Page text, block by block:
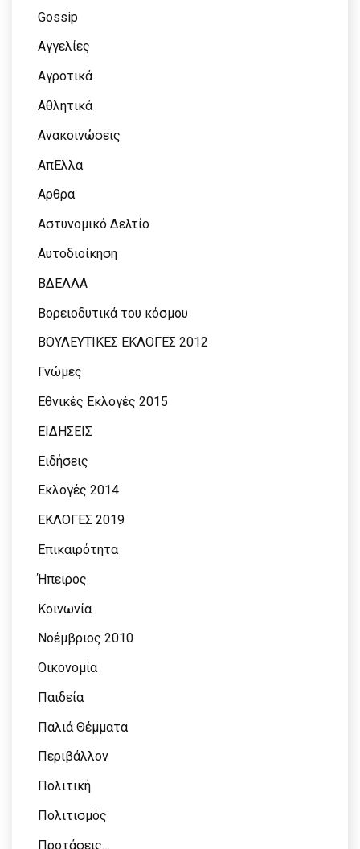
Gossip
Αγγελίες
Αγροτικά
Αθλητικά
Ανακοινώσεις
ΑπΕλλα
Αρθρα
Αστυνομικό Δελτίο
Αυτοδιοίκηση
ΒΔΕΛΛΑ
Βορειοδυτικά του κόσμου
ΒΟΥΛΕΥΤΙΚΕΣ ΕΚΛΟΓΕΣ 2012
Γνώμες
Εθνικές Εκλογές 2015
ΕΙΔΗΣΕΙΣ
Ειδήσεις
Εκλογές 2014
ΕΚΛΟΓΕΣ 2019
Επικαιρότητα
Ήπειρος
Κοινωνία
Νοέμβριος 2010
Οικονομία
Παιδεία
Παλιά Θέμματα
Περιβάλλον
Πολιτική
Πολιτισμός
Προτάσεις…